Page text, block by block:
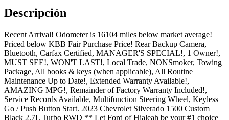
Descripción
Recent Arrival! Odometer is 16104 miles below market average!
Priced below KBB Fair Purchase Price! Rear Backup Camera,
Bluetooth, Carfax Certified, MANAGER'S SPECIAL!, 1 Owner!,
MUST SEE!, WON'T LAST!, Local Trade, NONSmoker, Towing
Package, All books & keys (when applicable), All Routine
Maintenance Up to Date!, Extended Warranty Available!,
AMAZING MPG!, Remainder of Factory Warranty Included!,
Service Records Available, Multifunction Steering Wheel, Keyless
Go / Push Button Start. 2023 Chevrolet Silverado 1500 Custom
Black 2.7L Turbo RWD ** Let Ford of Hialeah be your #1 choice